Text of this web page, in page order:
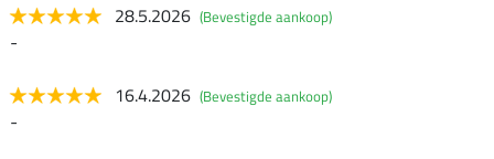
28.5.2026 (Bevestigde aankoop)
-
16.4.2026 (Bevestigde aankoop)
-